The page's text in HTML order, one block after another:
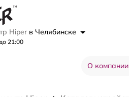
Hiper в Челябинске
21:00
О компании